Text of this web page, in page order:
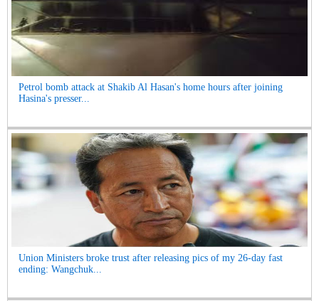
Petrol bomb attack at Shakib Al Hasan's home hours after joining
Hasina's presser...
Union Ministers broke trust after releasing pics of my 26-day fast
ending: Wangchuk...